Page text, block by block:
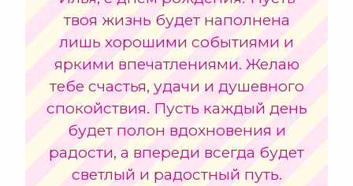
твоя жизнь будет наполнена
лишь хорошими событиями и
яркими впечатлениями. Желаю
тебе счастья, удачи и душевного
спокойствия. Пусть каждый день
будет полон вдохновения и
радости, а впереди всегда будет
светлый и радостный путь.